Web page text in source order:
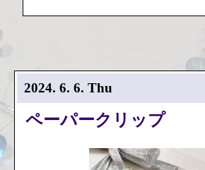
2024. 6. 6. Thu
ペーパークリップ